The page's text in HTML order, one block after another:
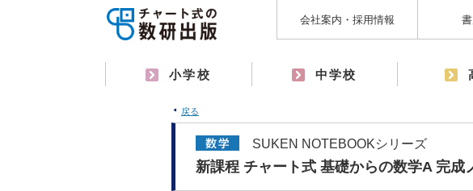
会社案内・採用情報
小学校 中学校
戻る
SUKEN NOTEBOOKシリーズ
新課程 チャート式 基礎からの数学A 完